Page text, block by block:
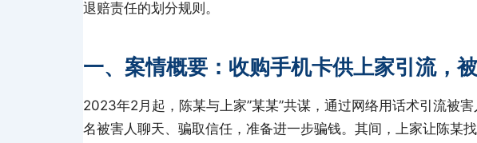
退赔责任的划分规则。
一、案情概要：收购手机卡供上家引流，
2023年2月起，陈某与上家”某某”共谋，通过网络用话术引流被
名被害人聊天、骗取信任，准备进一步骗钱。其间，上家让陈某